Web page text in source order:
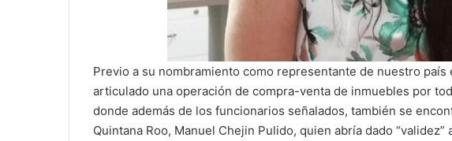
Previo a su nombramiento como representante de nuestro país
articulado una operación de compra-venta de inmuebles por
donde además de los funcionarios señalados, también se
Quintana Roo, Manuel Chejin Pulido, quien abría dado